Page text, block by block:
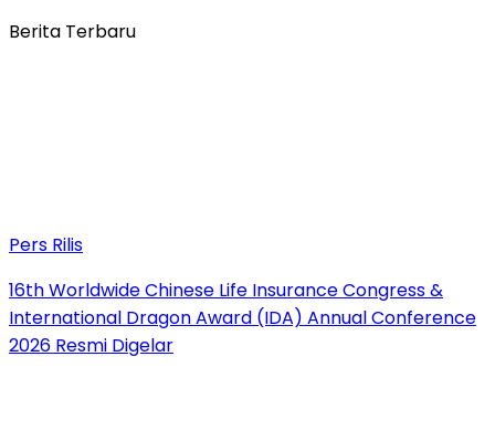
Berita Terbaru
Pers Rilis
16th Worldwide Chinese Life Insurance Congress &
International Dragon Award (IDA) Annual Conference
2026 Resmi Digelar